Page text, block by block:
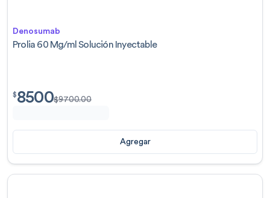
Denosumab
Prolia 60 Mg/ml Solución Inyectable
$8500.00
$8500$9700.00
Agregar